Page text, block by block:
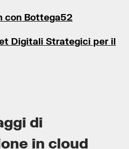
con Bottega52
Digitali Strategici per il
di
in cloud